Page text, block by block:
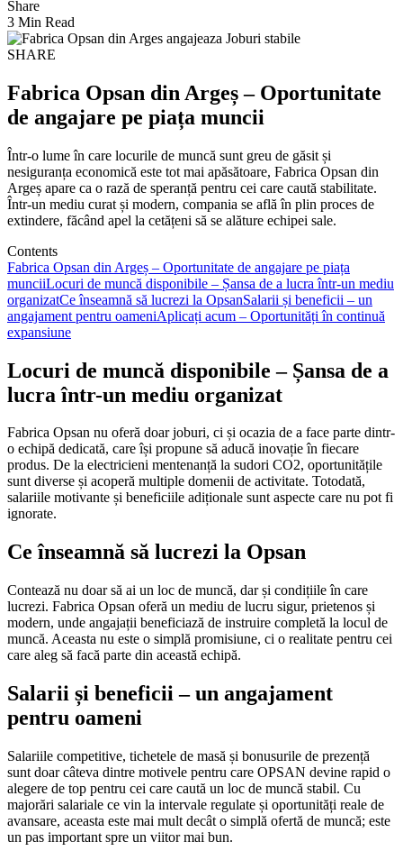
Share
3 Min Read
SHARE
Fabrica Opsan din Argeș – Oportunitate
de angajare pe piața muncii
Într-o lume în care locurile de muncă sunt greu de găsit și
nesiguranța economică este tot mai apăsătoare, Fabrica Opsan din
Argeș apare ca o rază de speranță pentru cei care caută stabilitate.
Într-un mediu curat și modern, compania se află în plin proces de
extindere, făcând apel la cetățeni să se alăture echipei sale.
Contents
Fabrica Opsan din Argeș – Oportunitate de angajare pe piața
munciiLocuri de muncă disponibile – Șansa de a lucra într-un mediu
organizatCe înseamnă să lucrezi la OpsanSalarii și beneficii – un
angajament pentru oameniAplicați acum – Oportunități în continuă
expansiune
Locuri de muncă disponibile – Șansa de a
lucra într-un mediu organizat
Fabrica Opsan nu oferă doar joburi, ci și ocazia de a face parte dintr-
o echipă dedicată, care își propune să aducă inovație în fiecare
produs. De la electricieni mentenanță la sudori CO2, oportunitățile
sunt diverse și acoperă multiple domenii de activitate. Totodată,
salariile motivante și beneficiile adiționale sunt aspecte care nu pot fi
ignorate.
Ce înseamnă să lucrezi la Opsan
Contează nu doar să ai un loc de muncă, dar și condițiile în care
lucrezi. Fabrica Opsan oferă un mediu de lucru sigur, prietenos și
modern, unde angajații beneficiază de instruire completă la locul de
muncă. Aceasta nu este o simplă promisiune, ci o realitate pentru cei
care aleg să facă parte din această echipă.
Salarii și beneficii – un angajament
pentru oameni
Salariile competitive, tichetele de masă și bonusurile de prezență
sunt doar câteva dintre motivele pentru care OPSAN devine rapid o
alegere de top pentru cei care caută un loc de muncă stabil. Cu
majorări salariale ce vin la intervale regulate și oportunități reale de
avansare, aceasta este mai mult decât o simplă ofertă de muncă; este
un pas important spre un viitor mai bun.